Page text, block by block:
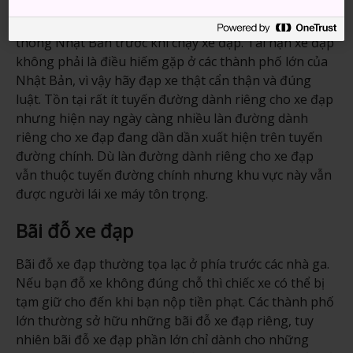
dẫn an toàn giao thông
của Hiệp hội An toàn Giao
thông Nhật Bản trước khi chạy xe đạp. Tai nạn xe đạp
không phải là điều hiếm gặp ở các thành phố lớn của
Nhật Bản, vì vậy hãy đạp xe thật cẩn thận và đúng
luật. Tồn tại rất ít tuyến đường dành riêng cho xe đạp
nhưng hiện nay ngày càng nhiều làn đường dành
riêng cho xe đạp đang dần dần xuất hiện trên tuyến
đường chính. Dù làn đường dành riêng cho xe đạp
vẫn thuộc tuyến đường chính nhưng khu vực này vẫn
được người lái xe máy tôn trọng.
Bãi đỗ xe đạp
Bãi đỗ xe đạp thường tọa lạc ở phía trước các nhà ga.
Nếu bạn đỗ xe không đúng chỗ thì chiếc xe có thể bị
tạm giữ cho đến khi bạn nộp tiền phạt. Các thành phố
lớn thường sở hữu những bãi đỗ xe đạp riêng, tuy
nhiên bãi đỗ xe đạp phần lớn chỉ dành cho những